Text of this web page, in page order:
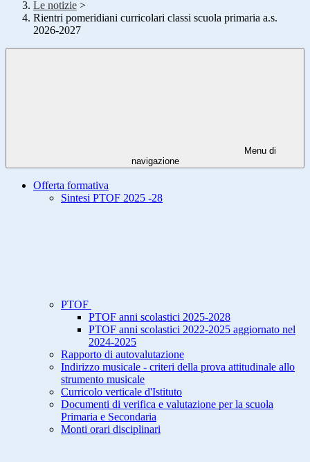
Le notizie >
Rientri pomeridiani curricolari classi scuola primaria a.s.
2026-2027
Menu di
navigazione
Offerta formativa
Sintesi PTOF 2025 -28
PTOF
PTOF anni scolastici 2025-2028
PTOF anni scolastici 2022-2025 aggiornato nel
2024-2025
Rapporto di autovalutazione
Indirizzo musicale - criteri della prova attitudinale allo
strumento musicale
Curricolo verticale d'Istituto
Documenti di verifica e valutazione per la scuola
Primaria e Secondaria
Monti orari disciplinari